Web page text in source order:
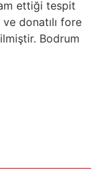
ettiği tespit
donatılı fore
Bodrum